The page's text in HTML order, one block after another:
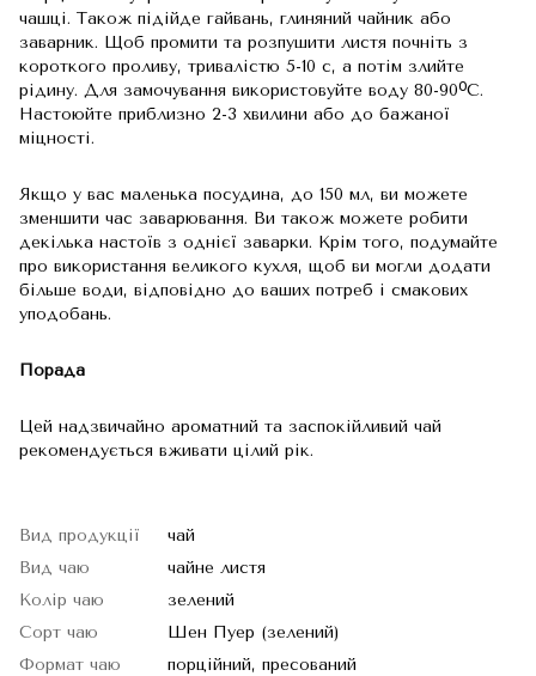
чашці. Також підійде гайвань, глиняний чайник або
заварник. Щоб промити та розпушити листя почніть з
короткого проливу, тривалістю 5-10 с, а потім злийте
рідину. Для замочування використовуйте воду 80-90ᴼС.
Настоюйте приблизно 2-3 хвилини або до бажаної
міцності.
Якщо у вас маленька посудина, до 150 мл, ви можете
зменшити час заварювання. Ви також можете робити
декілька настоїв з однієї заварки. Крім того, подумайте
про використання великого кухля, щоб ви могли додати
більше води, відповідно до ваших потреб і смакових
уподобань.
Порада
Цей надзвичайно ароматний та заспокійливий чай
рекомендується вживати цілий рік.
Вид продукції
чай
Вид чаю
чайне листя
Колір чаю
зелений
Сорт чаю
Шен Пуер (зелений)
Формат чаю
порційний, пресований